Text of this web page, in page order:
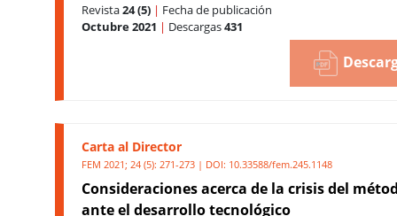
Revista24 (5) | Fecha de publicación
Octubre 2021 | Descargas431
Carta al Director
FEM 2021; 24 (5): 271-273 | DOI: 10.33588/fem.245.1148
Consideraciones acerca de la crisis del
ante el desarrollo tecnológico